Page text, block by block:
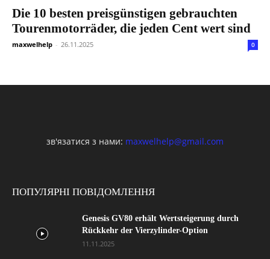
Die 10 besten preisgünstigen gebrauchten
Tourenmotorräder, die jeden Cent wert sind
maxwelhelp - 26.11.2025 0
зв'язатися з нами: maxwelhelp@gmail.com
ПОПУЛЯРНІ ПОВІДОМЛЕННЯ
Genesis GV80 erhält Wertsteigerung durch
Rückkehr der Vierzylinder-Option
11.11.2025